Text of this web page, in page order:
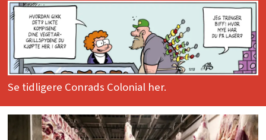
Se tidligere Conrads Colonial her.